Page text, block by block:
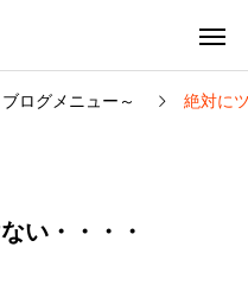
ログメニュー～ 絶対に
い・・・・